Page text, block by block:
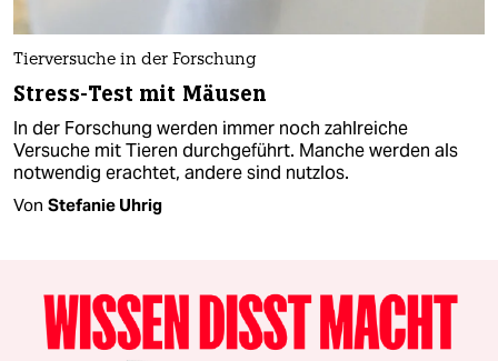
Tierversuche in der Forschung
Stress-Test mit Mäusen
In der Forschung werden immer noch zahlreiche
Versuche mit Tieren durchgeführt. Manche werden als
notwendig erachtet, andere sind nutzlos.
Von Stefanie Uhrig